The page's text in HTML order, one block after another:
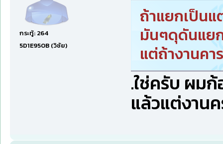
กระทู้: 264
5D1E950B (วิชัย)
ถ้าแยกเป็น
มันๆดุดันแย
แต่ถ้างานคา
.ใช่ครับ ผม
แล้วแต่งาน